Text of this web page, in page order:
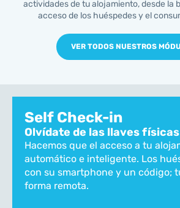
actividades de tu alojamiento, desde la
acceso de los huéspedes y el
VER TODOS NUESTROS
Self Check-in
Olvídate de las llaves físicas
Hacemos que el acceso a tu
automático e inteligente. Los
con su smartphone y un código;
forma remota.